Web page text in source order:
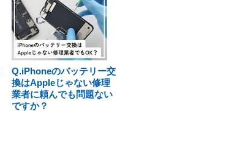
Q.iPhoneのバッテリー交
換はAppleじゃない修理
業者に頼んでも問題ない
ですか？